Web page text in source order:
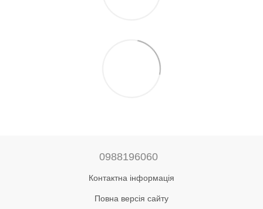
0988196060
Контактна інформація
Повна версія сайту